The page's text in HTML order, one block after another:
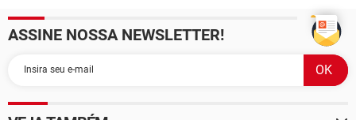
ASSINE NOSSA NEWSLETTER!